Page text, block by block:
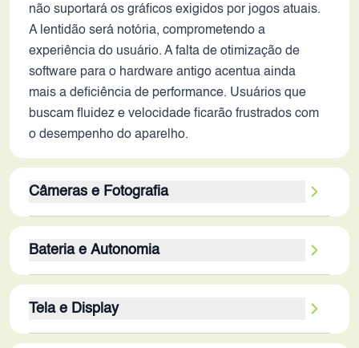
não suportará os gráficos exigidos por jogos atuais.
A lentidão será notória, comprometendo a
experiência do usuário. A falta de otimização de
software para o hardware antigo acentua ainda
mais a deficiência de performance. Usuários que
buscam fluidez e velocidade ficarão frustrados com
o desempenho do aparelho.
Câmeras e Fotografia
especificações razoáveis em 2016, mas não se
comparam à tecnologia atual. A qualidade das
smartphones mais modernos, com menos detalhes,
cores menos vibrantes e ruído em ambientes com
Bateria e Autonomia
2026. A autonomia seria limitada, exigindo recargas
frequentes, mesmo com uso moderado. A eficiência
Tela e Display